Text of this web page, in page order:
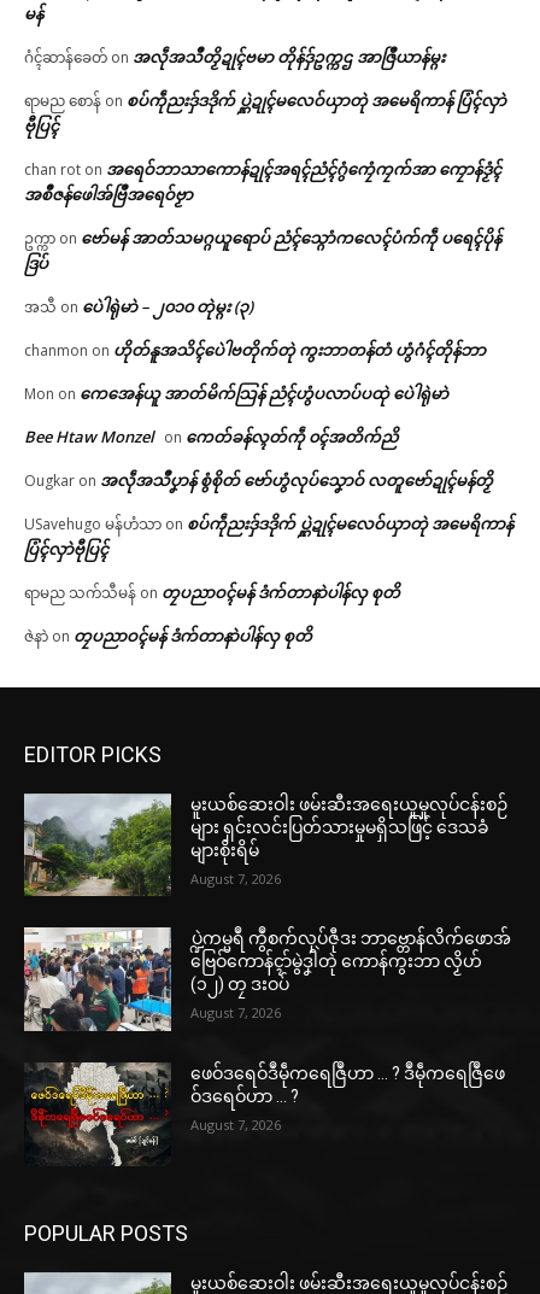
မန်
ဂံၚ်ဆာန်ခေတ် on အလဵုအသဳတၟိဍုၚ်ဗမာ တိုန်ဒှ်ဥက္ကဌ အာဇြဳယာန်မ္ဂး
ရာမည စောန် on စပ်ကဵုညးဒှ်ဒဒိုက် ပ္ဋဲဍုၚ်မလေဝ်ယှာတုဲ အမေရိကာန် ပြံၚ်လှာဲ
ဗီုပြၚ်
chan rot on အရေဝ်ဘာသာကောန်ဍုၚ်အရၚ်ညံၚ်ဂွံကၠေံကၠက်အာ ကၠောန်ဒၟံၚ်
အစဳဇန်ဖေါအ်ဗြဳအရေဝ်ဗၟာ
ဥက္ကာ on ဗော်မန် အာတ်သမဂ္ဂယူရောပ် ညံၚ်သ္ဂောံကလေၚ်ပံက်ကဵု ပရေၚ်ပိုန်
ဒြပ်
အသီ on ပေဲါရုဲမာဲ – ၂၀၁၀ တုဲမ္ဂး (၃)
chanmon on ဟိုတ်နူအသိၚ်ပေဲါဗတိုက်တုဲ ကွးဘာတန်တံ ဟွံဂံၚ်တိုန်ဘာ
Mon on ကေအေန်ယူ အာတ်မိက်သြန် ညံၚ်ဟွံပလာပ်ပထုဲ ပေဲါရုဲမာဲ
Bee Htaw Monzel on ကေတ်ခန်လ္ၚတ်ကဵု ၀ၚ်အတိက်ညိ
Ougkar on အလဵုအသဳပၞာန် စွံစိုတ် ဗော်ဟွံလုပ်သၞောဝ် လတူဗော်ဍုၚ်မန်တၟိ
USavehugo မန်ဟံသာ on စပ်ကဵုညးဒှ်ဒဒိုက် ပ္ဋဲဍုၚ်မလေဝ်ယှာတုဲ အမေရိကာန်
ပြံၚ်လှာဲဗီုပြၚ်
ရာမည သက်သီမန် on တၠပညာဝၚ်မန် ဒံက်တာနာဲပါန်လှ စုတိ
ဇဲနာဲ on တၠပညာဝၚ်မန် ဒံက်တာနာဲပါန်လှ စုတိ
EDITOR PICKS
မူးယစ်ဆေးဝါး ဖမ်းဆီးအရေးယူမှုလုပ်ငန်းစဉ်
များ ရှင်းလင်းပြတ်သားမှုမရှိသဖြင့် ဒေသခံ
များစိုးရိမ်
August 7, 2026
ပ္ဍဲကမ္မရဳ ကွဳစက်လုပ်ဇီုဒး ဘာဗ္တောန်လိက်ဖောအ်
ဗြေဝ်ကောန်ၚာ်မွဲဒၞါဲတုဲ ကောန်ကွးဘာ လၟိဟ်
(၁၂) တၠ ဒးဝပ်
August 7, 2026
ဖေဝ်ဒရေဝ်ဒဳမဵုကရေဇြဳဟာ … ? ဒဳမဵုကရေဇြဳဖေ
ဝ်ဒရေဝ်ဟာ … ?
August 7, 2026
POPULAR POSTS
မူးယစ်ဆေးဝါး ဖမ်းဆီးအရေးယူမှုလုပ်ငန်းစဉ်